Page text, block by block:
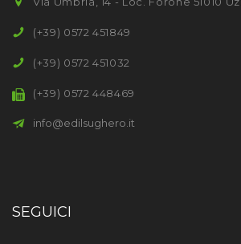
(+39) 0572 451849
(+39) 0572 451032
(+39) 0572 448469
info@edilsughero.it
SEGUICI